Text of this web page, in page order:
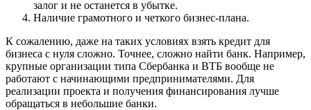
залог и не останется в убытке.
Наличие грамотного и четкого бизнес-плана.
К сожалению, даже на таких условиях взять кредит для
бизнеса с нуля сложно. Точнее, сложно найти банк. Например,
крупные организации типа Сбербанка и ВТБ вообще не
работают с начинающими предпринимателями. Для
реализации проекта и получения финансирования лучше
обращаться в небольшие банки.